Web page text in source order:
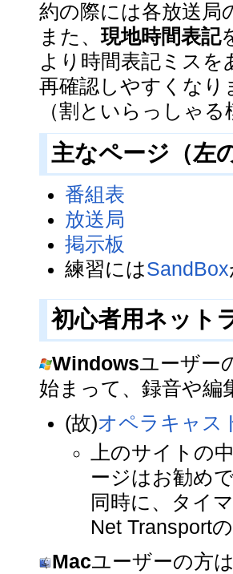
約の際には各放送局
また、現地時間表記
より時間表記ミス
再確認しやすくなり
（割といらっしゃ
主なページ（左
番組表
放送局
掲示板
練習にはSandBox
初心者用ネット
Windowsユーザー
始まって、録音や編
(故)オペラキャス
上のサイトの
ージはお勧め
同時に、タイ
Net Transport
Macユーザーの方